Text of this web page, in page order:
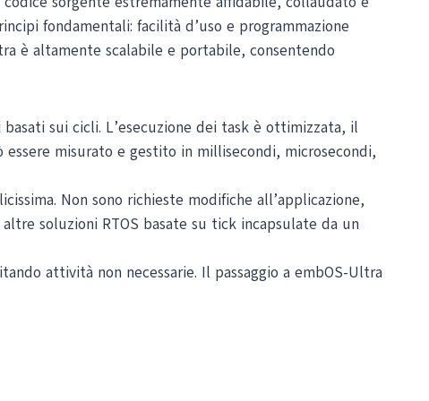
fondamentali: facilità d’uso e programmazione
è altamente scalabile e portabile, consentendo
sui cicli. L’esecuzione dei task è ottimizzata, il
misurato e gestito in millisecondi, microsecondi,
Non sono richieste modifiche all’applicazione,
soluzioni RTOS basate su tick incapsulate da un
attività non necessarie. Il passaggio a embOS-Ultra